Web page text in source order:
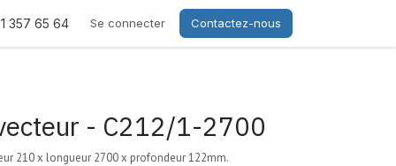
357 65 64 Se connecter Contactez-nous
- C212/1-2700
210 x longueur 2700 x profondeur 122mm.